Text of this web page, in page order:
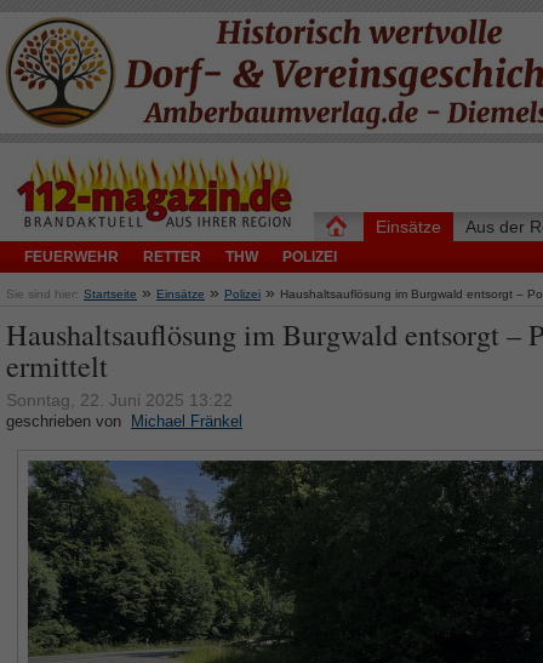
Einsätze
FEUERWEHR RETTER THW POLIZEI
Aus der
Sie sind hier: Startseite » Einsätze » Polizei » Haushaltsauflösung im Burgwald entsorgt –
Haushaltsauflösung im Burgwald entsorgt –
ermittelt
Sonntag, 22. Juni 2025 13:22
geschrieben von Michael Fränkel